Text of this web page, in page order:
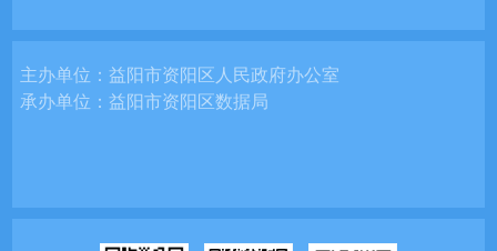
主办单位：益阳市资阳区人民政府办公室
承办单位：益阳市资阳区数据局